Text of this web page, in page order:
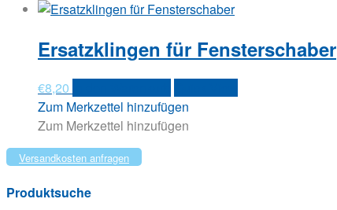
Ersatzklingen für Fensterschaber
€8,20
Zum Merkzettel hinzufügen
Zum Merkzettel hinzufügen
Versandkosten anfragen
Produktsuche